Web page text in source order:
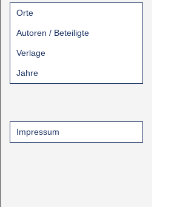
Orte
Autoren / Beteiligte
Verlage
Jahre
Impressum